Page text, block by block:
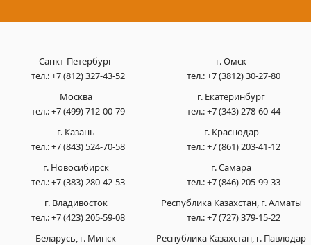
Санкт-Петербург
тел.:+7 (812) 327-43-52
Москва
тел.:+7 (499) 712-00-79
г. Казань
тел.:+7 (843) 524-70-58
г. Новосибирск
тел.:+7 (383) 280-42-53
г. Омск
тел.:+7 (3812) 30-27-80
г. Екатеринбург
тел.:+7 (343) 278-60-44
г. Краснодар
тел.:+7 (861) 203-41-12
г. Самара
тел.:+7 (846) 205-99-33
г. Владивосток
тел.:+7 (423) 205-59-08
Беларусь, г. Минск
Республика Казахстан, г. Алматы
тел.:+7 (727) 379-15-22
Республика Казахстан, г. Павлодар